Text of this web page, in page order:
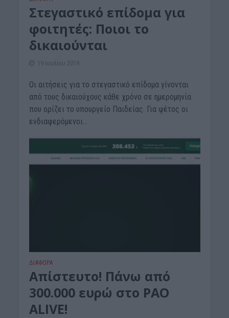
Στεγαστικό επίδομα για
φοιτητές: Ποιοι το
δικαιούνται
19 Ιουλίου 2019
Οι αιτήσεις για το στεγαστικό επίδομα γίνονται
από τους δικαιούχους κάθε χρόνο σε ημερομηνία
που ορίζει το υπουργείο Παιδείας. Για φέτος οι
ενδιαφερόμενοι...
ΔΙΆΦΟΡΑ
Απίστευτο! Πάνω από
300.000 ευρώ στο PAO
ALIVE!